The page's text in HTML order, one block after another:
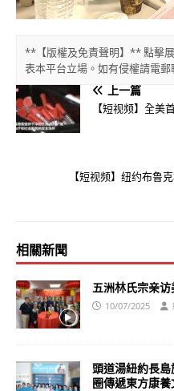
**【版權及免責聲明】** 點擊
表本平台立場。如有侵權請電郵
上一篇
【短视频】全美
【短视频】纽约布鲁
相關新聞
五洲林氏宗亲
10/07/2025
頭道湯紐約長
圈傳遞東方康養